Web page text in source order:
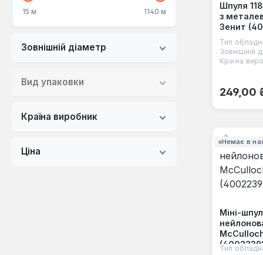
15 м 1140 м
Зовнішній діаметр
Вид упаковки
Країна виробник
Ціна
Шпуля
з
Зенит
Тип
Зовнішній
Країна
249,00
Немає в
Міні-
Тип